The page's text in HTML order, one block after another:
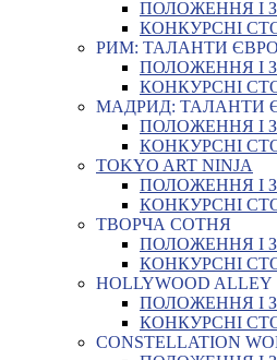
ПОЛОЖЕННЯ І
КОНКУРСНІ
РИМ: ТАЛАНТИ
ПОЛОЖЕННЯ І
КОНКУРСНІ
МАДРИД: ТАЛАНТИ
ПОЛОЖЕННЯ І
КОНКУРСНІ
TOKYO ART NINJA
ПОЛОЖЕННЯ І
КОНКУРСНІ
ТВОРЧА СОТНЯ
ПОЛОЖЕННЯ І
КОНКУРСНІ
HOLLYWOOD ALLEY
ПОЛОЖЕННЯ І
КОНКУРСНІ
CONSTELLATION